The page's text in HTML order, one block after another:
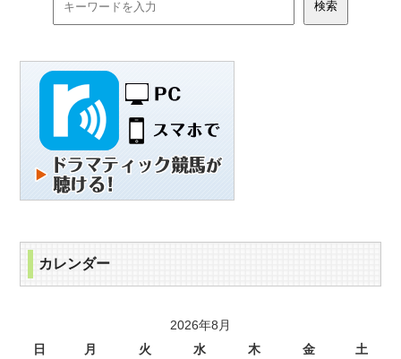
カレンダー
2026年8月
日
月 火 水 木 金 土